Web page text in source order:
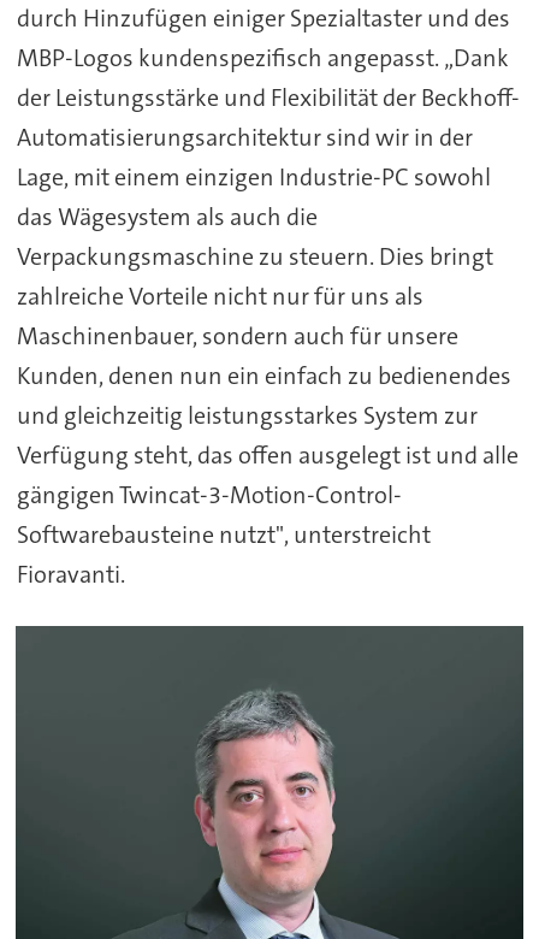
durch Hinzufügen einiger Spezialtaster und des
MBP-Logos kundenspezifisch angepasst. „Dank
der Leistungsstärke und Flexibilität der Beckhoff-
Automatisierungsarchitektur sind wir in der
Lage, mit einem einzigen Industrie-PC sowohl
das Wägesystem als auch die
Verpackungsmaschine zu steuern. Dies bringt
zahlreiche Vorteile nicht nur für uns als
Maschinenbauer, sondern auch für unsere
Kunden, denen nun ein einfach zu bedienendes
und gleichzeitig leistungsstarkes System zur
Verfügung steht, das offen ausgelegt ist und alle
gängigen Twincat-3-Motion-Control-
Softwarebausteine nutzt", unterstreicht
Fioravanti.